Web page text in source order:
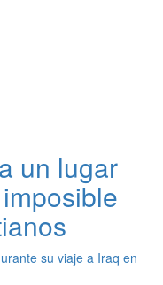
un lugar
su viaje a Iraq en